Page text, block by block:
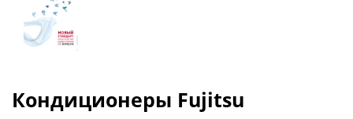
Кондиционеры Fujitsu